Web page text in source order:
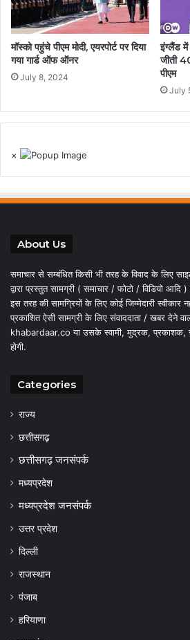
मॉस्को पहुंचे पीएम मोदी, एयरपोर्ट पर दिया
गया गार्ड ऑफ ऑनर
July 8, 2024
इंग्लैंड में
जीती
पीएम
July
×
About Us
समाचार से सम्बंधित किसी भी तरह के विवाद के लिए
द्वारा प्रस्तुत सामग्री ( समाचार / फोटो / विडियो
इस तरह की सामग्रियों के लिए कोई जिम्मेदारी
प्रकाशित ऐसी सामग्री के लिए संवाददाता / खबर देने
khabardaar.co या उसके स्वामी, मुद्रक, प्रकाशक,
होगी.
Categories
राज्य
छत्तीसगढ़
छत्तीसगढ़ जनसंपर्क
मध्यप्रदेश
मध्यप्रदेश जनसंपर्क
उत्तर प्रदेश
दिल्ली
राजस्थान
पंजाब
हरियाणा